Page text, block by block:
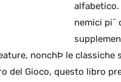
alfabetico.
nemici pi¨
nonchÞ le
del Gioco, questo libro